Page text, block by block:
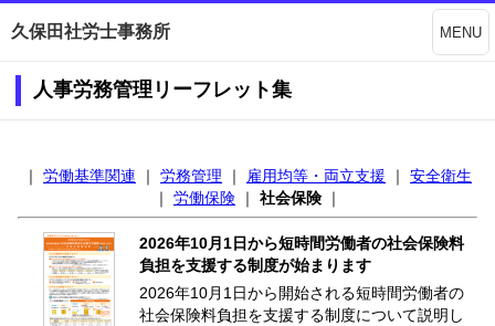
久保田社労士事務所 MENU
人事労務管理リーフレット集
｜ 労働基準関連 ｜ 労務管理 ｜ 雇用均等・両立支援 ｜ 安全衛生
｜ 労働保険 ｜ 社会保険｜
2026年10月1日から短時間労働者の社会保険料
負担を支援する制度が始まります
2026年10月1日から開始される短時間労働者の
社会保険料負担を支援する制度について説明し